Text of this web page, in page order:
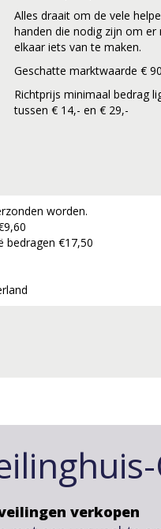
Alles draait om de vele
handen die nodig zijn om er
elkaar iets van te maken.
Geschatte marktwaarde €
Richtprijs minimaal bedrag
tussen € 14,- en € 29,-
worden.
bedragen €17,50
verkopen